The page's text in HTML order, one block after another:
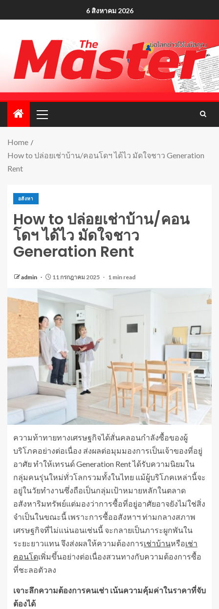
6 สิงหาคม 2026
Home
How to ปล่อยเช่าบ้าน/คอนโดฯ ได้ไว มัดใจชาว Generation
Rent
อสังหา
How to ปล่อยเช่าบ้าน/คอน
โดฯ ได้ไว มัดใจชาว
Generation Rent
admin 11 กรกฎาคม 2025 1 min read
ความท้าทายทางเศรษฐกิจได้สั่นคลอนกำลังซื้อของผู้
บริโภคอย่างต่อเนื่อง ส่งผลต่อมุมมองการเป็นเจ้าของที่อยู่
อาศัย ทำให้เทรนด์ Generation Rent ได้รับความนิยมใน
กลุ่มคนรุ่นใหม่ทั่วโลกรวมทั้งในไทย แม้ผู้บริโภคเหล่านี้จะ
อยู่ในวัยทำงานซึ่งถือเป็นกลุ่มเป้าหมายหลักในตลาด
อสังหาริมทรัพย์แต่มองว่าการซื้อที่อยู่อาศัยอาจยังไม่ใช่สิ่ง
จำเป็นในขณะนี้ เพราะการซื้ออสังหาฯ ท่ามกลางสภาพ
เศรษฐกิจที่ไม่แน่นอนเช่นนี้ จะกลายเป็นภาระผูกพันใน
ระยะยาวแทน จึงส่งผลให้ความต้องการเช่าบ้านหรือเช่า
คอนโดเพิ่มขึ้นอย่างต่อเนื่องสวนทางกับความต้องการซื้อ
ที่ชะลอตัวลง
เจาะลึกความต้องการคนเช่า เน้นความคุ้มค่าในราคาที่จับ
ต้องได้